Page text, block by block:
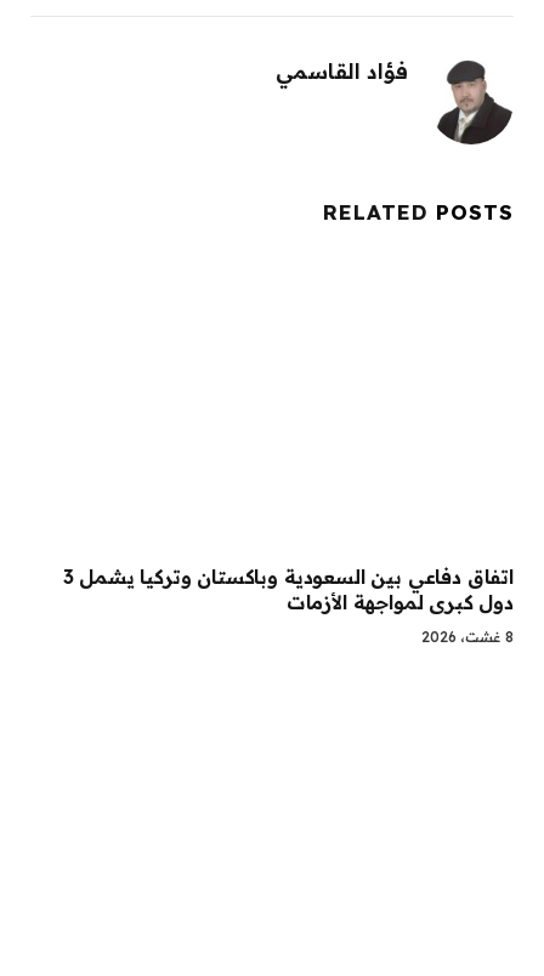
فؤاد القاسمي
RELATED POSTS
اتفاق دفاعي بين السعودية وباكستان وتركيا يشمل 3
دول كبرى لمواجهة الأزمات
8 غشت، 2026